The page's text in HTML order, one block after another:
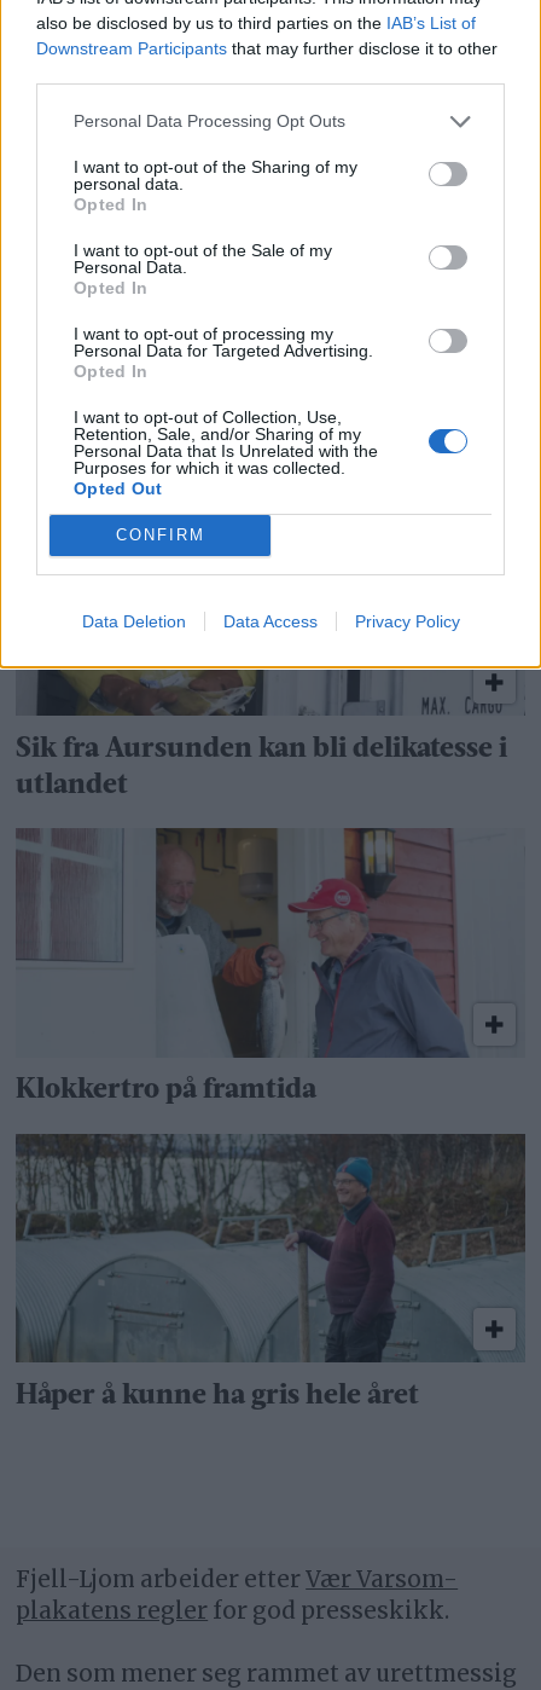
also be disclosed by us to third parties on the IAB’s List of
Downstream Participants that may further disclose it to other
Personal Data Processing Opt Outs
I want to opt-out of the Sharing of my
personal data.
Opted In
I want to opt-out of the Sale of my
Personal Data.
Opted In
I want to opt-out of processing my
Personal Data for Targeted Advertising.
Opted In
I want to opt-out of Collection, Use,
Retention, Sale, and/or Sharing of my
Personal Data that Is Unrelated with the
Purposes for which it was collected.
Opted Out
CONFIRM
Data Deletion Data Access Privacy Policy
– Det beste jeg har smakt av fisk noen
gang
Sik fra Aursunden kan bli delikatesse i
utlandet
Klokkertro på framtida
Håper å kunne ha gris hele året
Fjell-Ljom arbeider etterVær Varsom-
plakatens regler for god presseskikk.
Den som mener seg rammet av urettmessig